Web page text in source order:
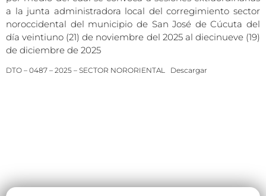
a la juntа administradora local del corregimiento sector
noroccidental del municipio de San José de Cúcuta del
día veintiuno (21) de noviembre del 2025 al diecinueve (19)
de diciembre de 2025
DTO – 0487 – 2025 – SECTOR NORORIENTAL Descargar